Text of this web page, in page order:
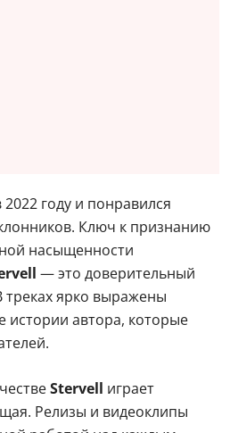
году и понравился
Ключ к признанию
насыщенности
— это доверительный
треках ярко выражены
автора, которые
Stervell играет
Релизы и видеоклипы